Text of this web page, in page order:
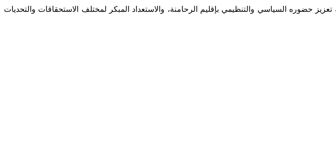
حضوره السياسي والتنظيمي بإقليم الرحامنة، والاستعداد المبكر لمختلف الاستحقاقات والتحديات